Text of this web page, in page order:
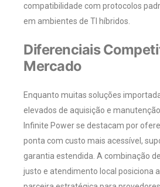
compatibilidade com protocolos
em ambientes de TI híbridos.
Diferenciais
Mercado
Enquanto muitas soluções
elevados de aquisição e
Infinite Power se destacam por
ponta com custo mais acessível,
garantia estendida. A combinação
justo e atendimento local posiciona